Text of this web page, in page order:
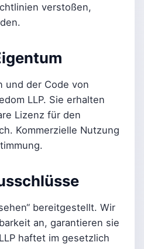
verstoßen,
und der Code von
LLP. Sie erhalten
Lizenz für den
Kommerzielle Nutzung
bereitgestellt. Wir
an, garantieren sie
haftet im gesetzlich